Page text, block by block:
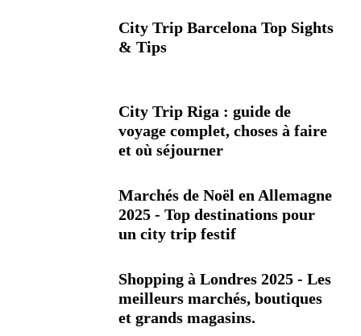
City Trip Barcelona Top Sights
& Tips
City Trip Riga : guide de
voyage complet, choses à faire
et où séjourner
Marchés de Noël en Allemagne
2025 - Top destinations pour
un city trip festif
Shopping à Londres 2025 - Les
meilleurs marchés, boutiques
et grands magasins.